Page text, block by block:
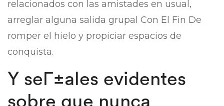
relacionados con las amistades en usual,
arreglar alguna salida grupal Con El Fin De
romper el hielo y propiciar espacios de
conquista.
Y seГ±ales evidentes
sobre que nunca